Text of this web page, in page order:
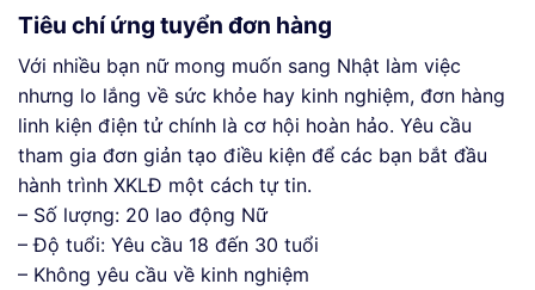
Tiêu chí ứng tuyển đơn hàng
Với nhiều bạn nữ mong muốn sang Nhật làm việc
nhưng lo lắng về sức khỏe hay kinh nghiệm, đơn hàng
linh kiện điện tử chính là cơ hội hoàn hảo. Yêu cầu
tham gia đơn giản tạo điều kiện để các bạn bắt đầu
hành trình XKLĐ một cách tự tin.
– Số lượng: 20 lao động Nữ
– Độ tuổi: Yêu cầu 18 đến 30 tuổi
– Không yêu cầu về kinh nghiệm